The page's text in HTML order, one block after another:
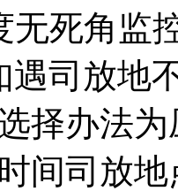
无死角监
遇司放地
择办法
间司放